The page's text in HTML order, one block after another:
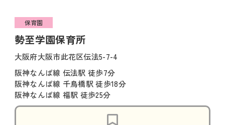
勢至学園保育所
保育園
大阪府大阪市此花区伝法5-7-4
阪神なんば線 伝法駅 徒歩7分
阪神なんば線 千鳥橋駅 徒歩18分
阪神なんば線 福駅 徒歩25分